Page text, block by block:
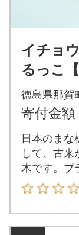
イチョ
るっこ
徳島県那賀
寄付金額
日本のまな
して、古来
木です。ブ
わってみて